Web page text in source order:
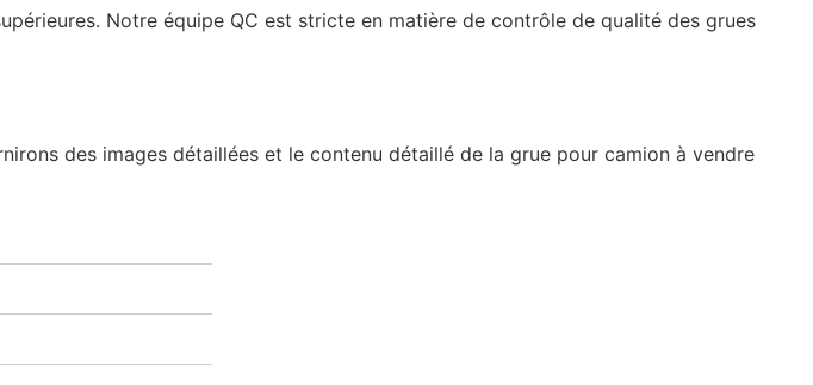
Notre équipe QC est stricte en matière de contrôle de qualité des grues
des images détaillées et le contenu détaillé de la grue pour camion à vendre